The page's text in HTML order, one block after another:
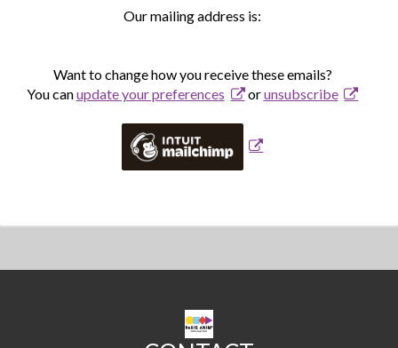
Our mailing address is:
Want to change how you receive these emails?
You can update your preferences or unsubscribe
CPA